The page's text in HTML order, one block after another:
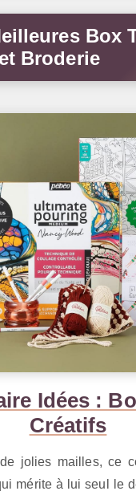
Box
Broderie
Idées :
Créatifs
jolies mailles, ce
mérite à lui seul le